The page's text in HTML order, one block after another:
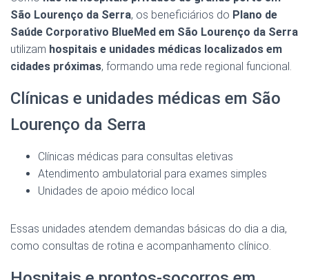
São Lourenço da Serra, os beneficiários do Plano de
Saúde Corporativo BlueMed em São Lourenço da Serra
utilizam hospitais e unidades médicas localizados em
cidades próximas, formando uma rede regional funcional.
Clínicas e unidades médicas em São
Lourenço da Serra
Clínicas médicas para consultas eletivas
Atendimento ambulatorial para exames simples
Unidades de apoio médico local
Essas unidades atendem demandas básicas do dia a dia,
como consultas de rotina e acompanhamento clínico.